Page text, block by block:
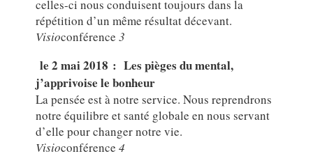
celles-ci nous conduisent toujours dans la
répétition d’un même résultat décevant.
Visioconférence 3
le 2 mai 2018 : Les pièges du mental,
j’apprivoise le bonheur
La pensée est à notre service. Nous reprendrons
notre équilibre et santé globale en nous servant
d’elle pour changer notre vie.
Visioconférence 4